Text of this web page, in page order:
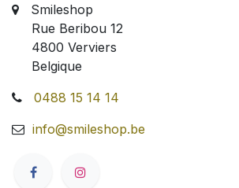
Smileshop
Rue Beribou 12
4800 Verviers
Belgique
0488 15 14 14
info@smileshop.be